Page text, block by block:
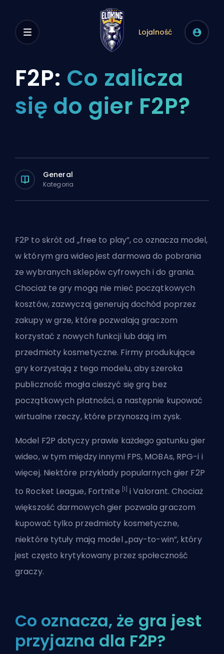
Lojalność
F2P: Co zalicza
się do gier F2P?
General
Kategoria
F2P to skrót od „free to play”, co oznacza model,
w którym gra wideo jest darmowa do pobrania
ze wybranych sklepów cyfrowych i do grania.
Chociaż te gry mogą nie mieć początkowych
kosztów, zazwyczaj generują dochód poprzez
zakupy w grze, które pozwalają graczom
korzystać z nowych funkcji lub dają im
przedmioty kosmetyczne. Firmy produkujące
gry korzystają z tego modelu, aby szeroka
publiczność mogła cieszyć się grą bez
początkowych płatności, a następnie kupować
wirtualne rzeczy, które przynoszą im zysk.
Model F2P dotyczy prawie każdego gatunku gier
wideo, w tym między innymi FPS, MOBAs, RPG-i i
więcej. Niektóre przykłady popularnych gier F2P
to Rocket League, Fortnite [1] iValorant. Chociaż
większość darmowych gier pozwala graczom
kupować tylko przedmioty kosmetyczne,
niektóre tytuły mają model „pay-to-win”, który
jest często krytykowany przez społeczność
graczy.
Co oznacza, że gra jest
przyjazna dla F2P?